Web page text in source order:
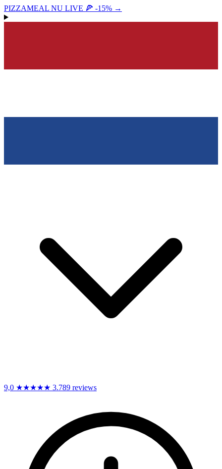
PIZZAMEAL NU LIVE 🍕 -15% →
9,0 ★★★★★ 3.789 reviews